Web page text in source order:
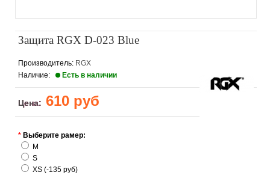
Защита RGX D-023 Blue
Производитель: RGX
Наличие:
Есть в наличии
Цена: 610 руб
* Выберите рамер:
M
S
XS (-135 руб)